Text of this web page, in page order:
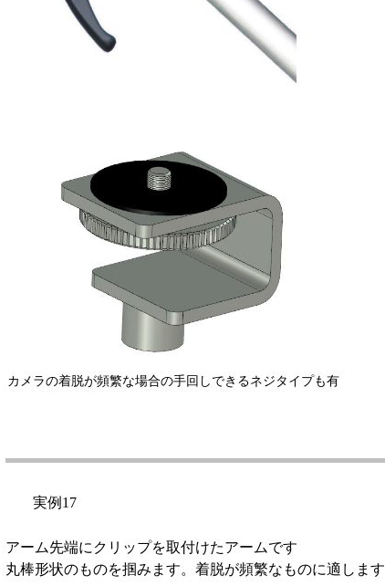
カメラの着脱が頻繁な場合の手回しできるネジタイプも有
実例17
アーム先端にクリップを取付けたアームです
丸棒形状のものを掴みます。着脱が頻繁なものに適します